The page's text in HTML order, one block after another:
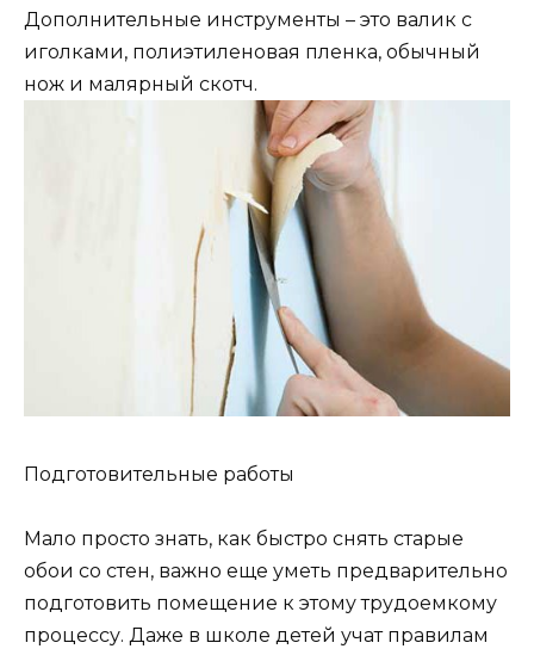
Дополнительные инструменты – это валик с
иголками, полиэтиленовая пленка, обычный
нож и малярный скотч.
Подготовительные работы
Мало просто знать, как быстро снять старые
обои со стен, важно еще уметь предварительно
подготовить помещение к этому трудоемкому
процессу. Даже в школе детей учат правилам